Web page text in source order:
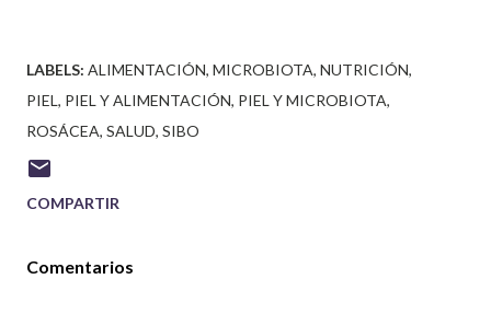
LABELS: ALIMENTACIÓN MICROBIOTA NUTRICIÓN
PIEL
PIEL Y ALIMENTACIÓN PIEL Y MICROBIOTA
ROSÁCEA SALUD SIBO
COMPARTIR
Comentarios